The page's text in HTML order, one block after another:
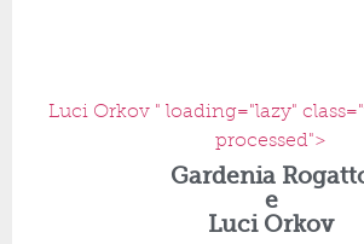
Luci Orkov " loading="lazy"
processed">
Gardenia
e
Luci Orkov